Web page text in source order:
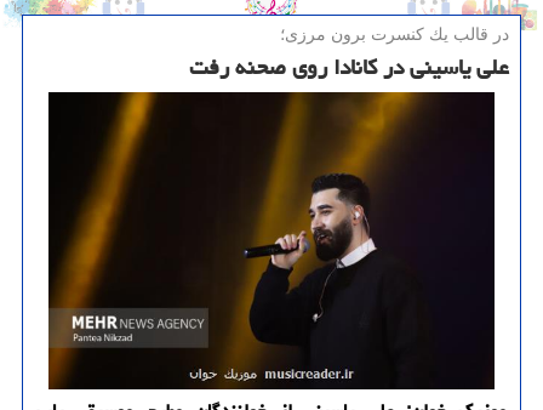
در قالب یك كنسرت برون مرزی؛
علی یاسینی در کانادا روی صحنه رفت